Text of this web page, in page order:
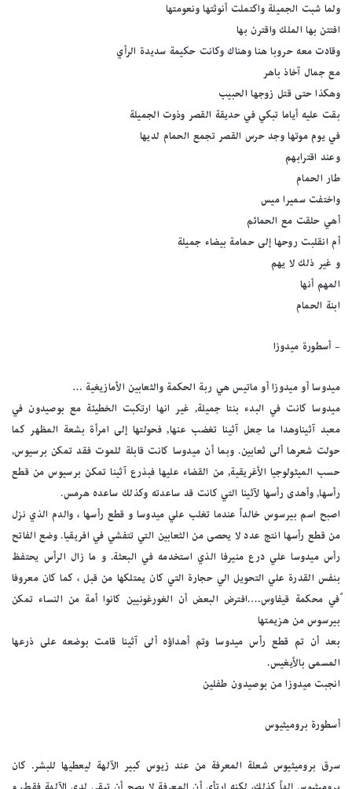
ولما شبت الجميلة واكتملت أنوثتها ونعومتها
افتتن بها الملك واقترن بها
وقادت معه حروبا هنا وهناك وكانت حكيمة سديدة الرأي
مع جمال آخاذ باهر
وهكذا حتى قتل زوجها الحبيب
بقت عليه أياما تبكي في حديقة القصر وذوت الجميلة
في يوم موتها وجد حرس القصر تجمع الحمام لديها
وعند اقترابهم
طار الحمام
واختفت سميرا ميس
أهي حلقت مع الحمائم
أم انقلبت روحها إلى حمامة بيضاء جميلة
و غير ذلك لا يهم
المهم أنها
ابنة الحمام
– أسطورة ميدوزا
ميدوسا أو ميدوزا أو ماتيس هي ربة الحكمة والثعابين الأمازيغية …
ميدوسا كانت في البدء بنتا جميلة, غير انها ارتكبت الخطيئة مع بوصيدون في
معبد آثيناوهدا ما جعل آثينا تغضب عنها, فحولتها إلى امرأة بشعة المظهر كما
حولت شعرها ألى ثعابين. وبما أن ميدوسا كانت قابلة للموت فقد تمكن برسيوس,
حسب الميثولوجيا الأغريقية, من القضاء عليها فبذرع آثينا تمكن برسيوس من قطع
رأسها, وأهدى رأسها لآثينا التي كانت قد ساعدته وكذلك ساعده هرمس.
اصبح اسم بيرسوس خالداً عندما تغلب علي ميدوسا و قطع رأسها ، والدم الذي نزل
من قطع رأسها انتج عدد لا يحصى من الثعابين التي تتفشي في افريقيا. وضع الفاتح
رأس ميدوسا علي درع منيرفا الذي استخدمه في البعثة. و ما زال الرأس يحتفظ
بنفس القدرة علي التحويل الي حجارة التي كان يمتلكها من قبل ، كما كان معروفا
ًفي محكمة قيفاوس….افترض البعض أن الغورغونيين كانوا أمة من النساء تمكن
بيرسوس من هزيمتها
بعد أن تم قطع رأس ميدوسا وتم أهداؤه ألى آثينا قامت بوضعه على ذرعها
المسمى بالأيغيس.
انجبت ميدوزا من بوصيدون طفلين
أسطورة بروميثيوس
سرق بروميثيوس شعلة المعرفة من عند زيوس كبير الآلهة ليعطيها للبشر. كان